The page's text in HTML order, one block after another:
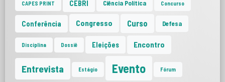
CAPES PRINT CEBRI Ciência Política Concurso
Conferência Congresso Curso Defesa
Disciplina Dossiê Eleições Encontro
Entrevista Estágio Evento Fórum